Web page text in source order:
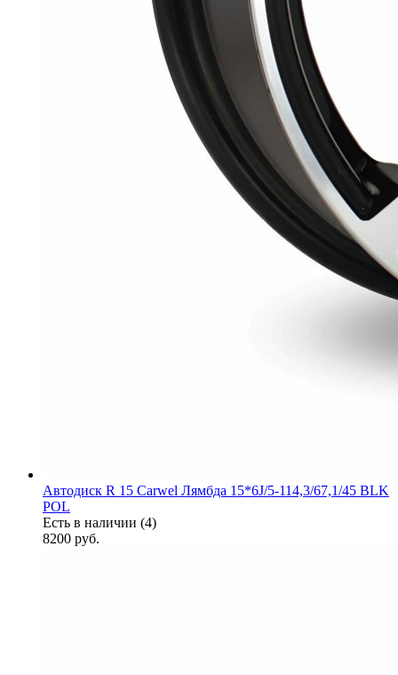
Автодиск R 15 Carwel Лямбда 15*6J/5-114,3/67,1/45 BLK
POL
Есть в наличии (4)
8200 руб.